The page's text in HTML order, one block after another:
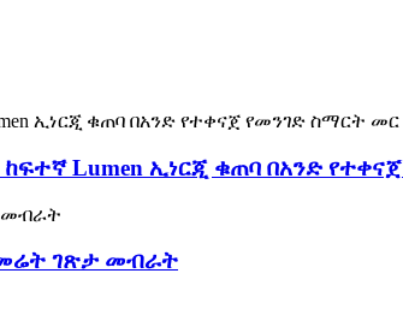
Lumen ኢነርጂ ቁጠባ በአንድ
ገጽታ መብራት